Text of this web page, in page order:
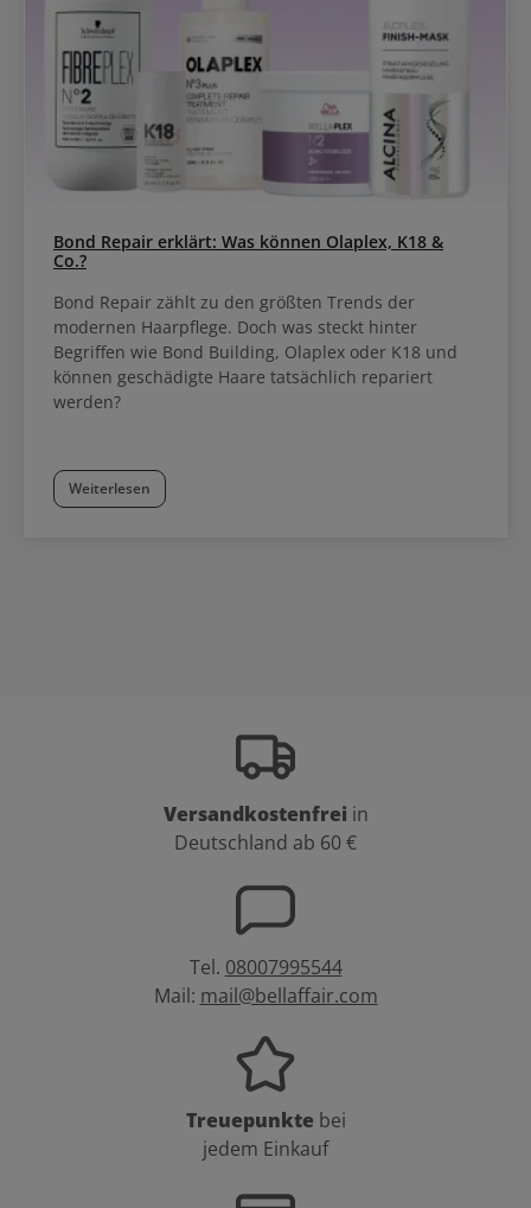
Bond Repair erklärt: Was können Olaplex, K18 &
Co.?
Bond Repair zählt zu den größten Trends der
modernen Haarpflege. Doch was steckt hinter
Begriffen wie Bond Building, Olaplex oder K18 und
können geschädigte Haare tatsächlich repariert
werden?
Weiterlesen
Versandkostenfrei in
Deutschland ab 60 €
Tel. 08007995544
Mail: mail@bellaffair.com
Treuepunkte bei
jedem Einkauf